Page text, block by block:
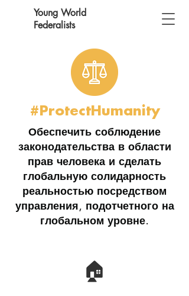
Young World
Federalists
#ProtectHumanity
Обеспечить соблюдение
законодательства в области
прав человека и сделать
глобальную солидарность
реальностью посредством
управления, подотчетного на
глобальном уровне.
🏠